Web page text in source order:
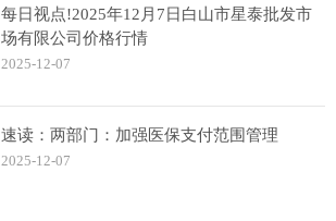
每日视点!2025年12月7日白山市星泰批发市
场有限公司价格行情
2025-12-07
速读：两部门：加强医保支付范围管理
2025-12-07